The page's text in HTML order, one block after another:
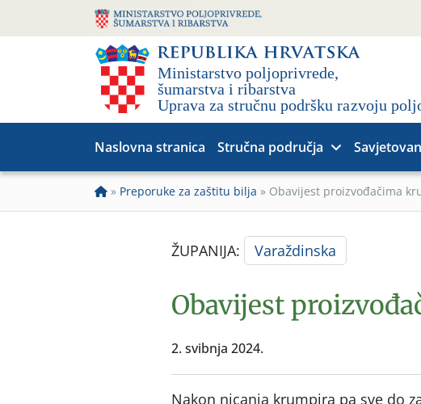
Naslovna stranica Stručna područja
» Preporuke za zaštitu bilja » Obavijest proizvođačima
ŽUPANIJA: Varaždinska
Obavijest
2. svibnja 2024.
Nakon nicanja krumpira pa sve do